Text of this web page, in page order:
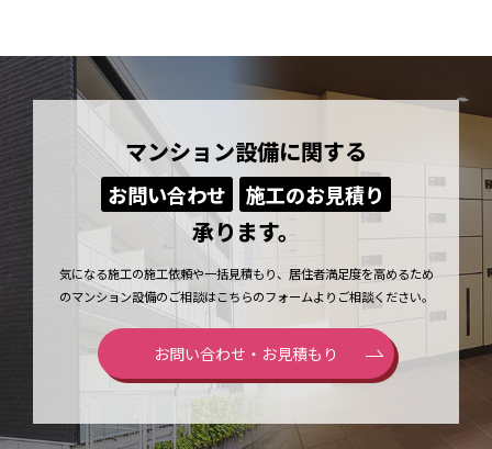
マンション設備に関する
お問い合わせ 施工のお見積り
承ります。
気になる施工の施工依頼や一括見積もり、居住者満足度を高めるため
のマンション設備のご相談はこちらのフォームよりご相談ください。
お問い合わせ・お見積もり